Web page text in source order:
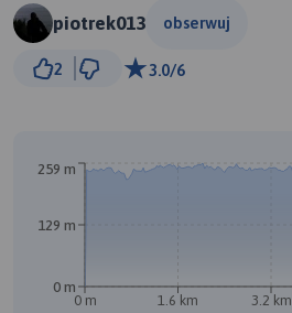
piotrek013 obserwuj
2 3.0/6
B
A
0 m 1.6 km 3.2 km
0 m
129 m
259 m